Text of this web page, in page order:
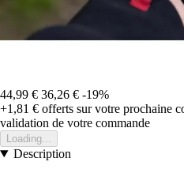
44,99 € 36,26 € -19%
+1,81 € offerts sur votre prochaine
validation de votre commande
Loading...
Description